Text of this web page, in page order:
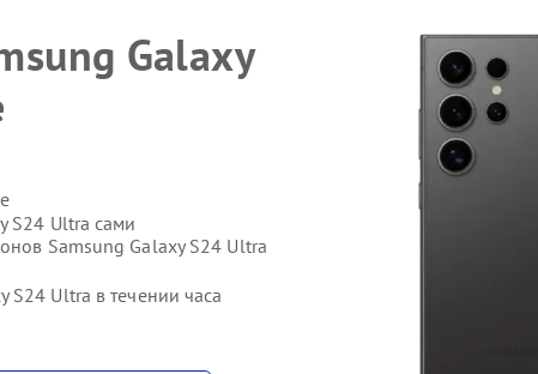
Galaxy
S24 Ultra сами
Samsung Galaxy S24 Ultra
Ultra в течении часа